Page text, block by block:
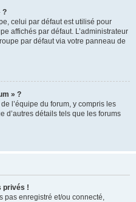
?
celui par défaut est utilisé pour
affichés par défaut. L’administrateur
par défaut via votre panneau de
» ?
l’équipe du forum, y compris les
d’autres détails tels que les forums
privés !
pas enregistré et/ou connecté,